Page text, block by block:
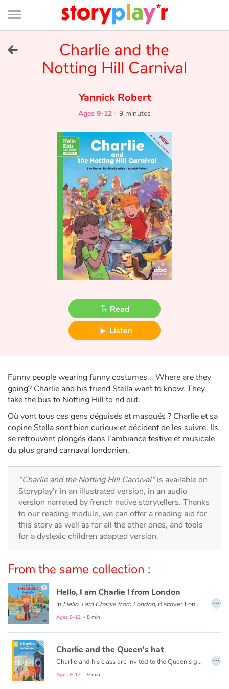
Connexion
Bibliothèque
de
page
Tales and classics in french
Fable, myth, literature and poetry
Princesses and princes, kings, queens and dragons
Heroines and Heroes
Ecology, nature, seasons
Travel, epic, investigation, adventure
Around the world
Learning
Documentaries
With the family
Daily life and hobbies
At school
Festivals and events
Love and friendship
Social issues
Emotions and feelings
Charlie and the
Notting Hill Carnival
Yannick Robert
Ages 9-12 - 9 minutes
Read
Listen
Funny people wearing funny costumes... Where are they
going? Charlie and his friend Stella want to know. They
take the bus to Notting Hill to nd out.
Où vont tous ces gens déguisés et masqués ? Charlie et sa
copine Stella sont bien curieux et décident de les suivre. Ils
se retrouvent plongés dans l’ambiance festive et musicale
du plus grand carnaval londonien.
"Charlie and the Notting Hill Carnival"is available on
Storyplay'r in an illustrated version, in an audio
version narrated by french native storytellers. Thanks
to our reading module, we can offer a reading aid for
this story as well as for all the other ones, and tools
for a dyslexic children adapted version.
From the same collection :
Hello, I am Charlie ! from London
In Hello, I am Charlie from London, discover London with Charlie, an eight-year-old English boy. Meet his family and friends, visit his school and his city with Big Ben, double-decker buses, Buckingham Palace...
Ages 9-12 - 8 min
…
Charlie and the Queen's hat
Charlie and his class are invited to the Queen's garden party. Everyone dresses up and a bus takes them to Buckingham Palace. The Queen nally arrives, but the wind blows her hat away! A crazy search begins...
Ages 9-12 - 9 min
…